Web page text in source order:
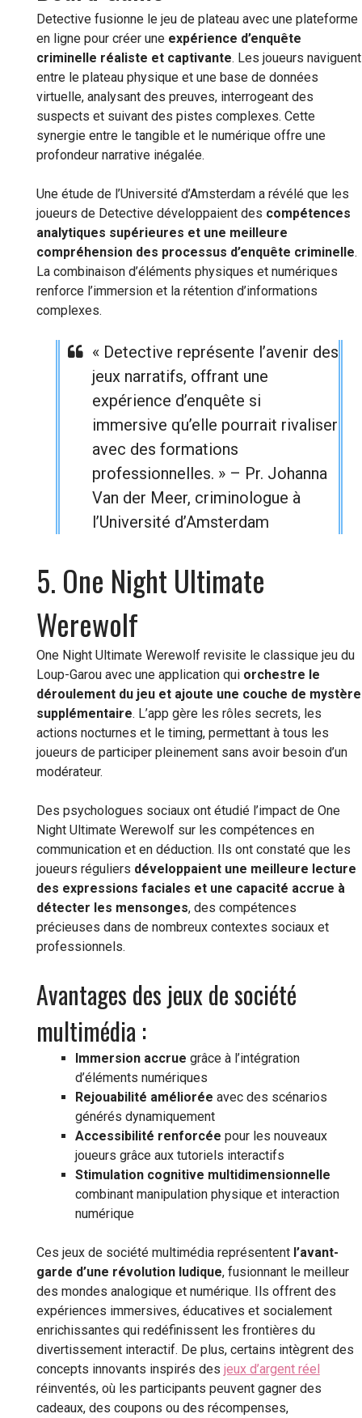
Detective fusionne le jeu de plateau avec une plateforme
en ligne pour créer une expérience d’enquête
criminelle réaliste et captivante. Les joueurs naviguent
entre le plateau physique et une base de données
virtuelle, analysant des preuves, interrogeant des
suspects et suivant des pistes complexes. Cette
synergie entre le tangible et le numérique offre une
profondeur narrative inégalée.
Une étude de l’Université d’Amsterdam a révélé que les
joueurs de Detective développaient des compétences
analytiques supérieures et une meilleure
compréhension des processus d’enquête criminelle.
La combinaison d’éléments physiques et numériques
renforce l’immersion et la rétention d’informations
complexes.
« Detective représente l’avenir des
jeux narratifs, offrant une
expérience d’enquête si
immersive qu’elle pourrait rivaliser
avec des formations
professionnelles. » – Pr. Johanna
Van der Meer, criminologue à
l’Université d’Amsterdam
5. One Night Ultimate
Werewolf
One Night Ultimate Werewolf revisite le classique jeu du
Loup-Garou avec une application qui orchestre le
déroulement du jeu et ajoute une couche de mystère
supplémentaire. L’app gère les rôles secrets, les
actions nocturnes et le timing, permettant à tous les
joueurs de participer pleinement sans avoir besoin d’un
modérateur.
Des psychologues sociaux ont étudié l’impact de One
Night Ultimate Werewolf sur les compétences en
communication et en déduction. Ils ont constaté que les
joueurs réguliers développaient une meilleure lecture
des expressions faciales et une capacité accrue à
détecter les mensonges, des compétences
précieuses dans de nombreux contextes sociaux et
professionnels.
Avantages des jeux de société
multimédia :
Immersion accrue grâce à l’intégration
d’éléments numériques
Rejouabilité améliorée avec des scénarios
générés dynamiquement
Accessibilité renforcée pour les nouveaux
joueurs grâce aux tutoriels interactifs
Stimulation cognitive multidimensionnelle
combinant manipulation physique et interaction
numérique
Ces jeux de société multimédia représentent l’avant-
garde d’une révolution ludique, fusionnant le meilleur
des mondes analogique et numérique. Ils offrent des
expériences immersives, éducatives et socialement
enrichissantes qui redéfinissent les frontières du
divertissement interactif. De plus, certains intègrent des
concepts innovants inspirés des jeux d’argent réel
réinventés, où les participants peuvent gagner des
cadeaux, des coupons ou des récompenses,